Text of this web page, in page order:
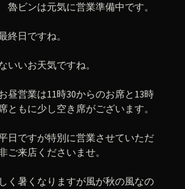
ビンは元気に営業準備中です。
終日ですね。
いいお天気ですね。
昼営業は11時30からのお席と13時
ともに少し空き席がございます。
日ですが特別に営業させていただ
ご来店くださいませ。
く暑くなりますが風が秋の風なの